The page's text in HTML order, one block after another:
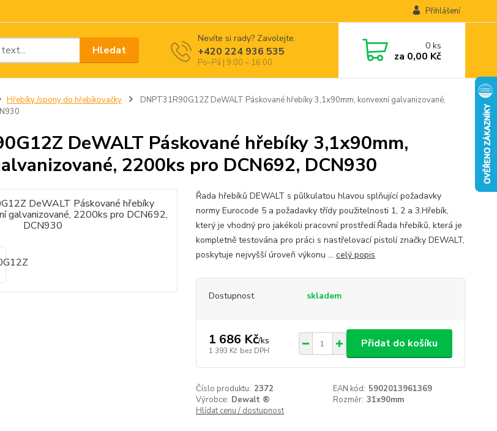
Přihlášení
Hledat
Nevíte si rady? Zavolejte.
+420 224 936 535
Po–Pá | 9:00 – 16:00
0ks
za 0,00 Kč
Hřebíky /spony do hřebíkovačky
DNPT31R90G12Z DeWALT Páskované hřebíky 3,1x90mm, konvexní galvanizované,
DeWALT Páskované hřebíky 3,1x90mm,
2200ks pro DCN692, DCN930
Řada hřebíků DEWALT s půlkulatou hlavou splňující požadavky
normy Eurocode 5 a požadavky třídy použitelnosti 1, 2 a 3.Hřebík,
který je vhodný pro jakékoli pracovní prostředí.Řada hřebíků, která je
kompletně testována pro práci s nastřelovací pistolí značky DEWALT,
poskytuje nejvyšší úroveň výkonu ... celý popis
Dostupnost skladem
1 686 Kč/ks
1 393 Kč bez DPH
Přidat do košíku
Číslo produktu: 2372 EAN kód: 5902013961369
Výrobce: Dewalt ® Rozměr: 31x90mm
Hlídat cenu / dostupnost